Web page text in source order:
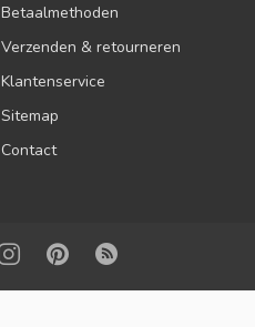
Betaalmethoden
Verzenden & retourneren
Klantenservice
Sitemap
Contact